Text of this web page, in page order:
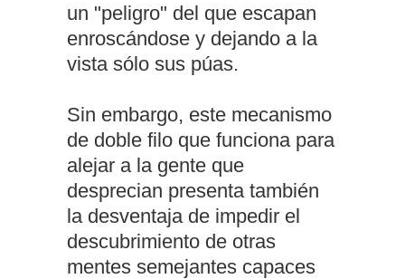
un "peligro" del que escapan
enroscándose y dejando a la
vista sólo sus púas.
Sin embargo, este mecanismo
de doble filo que funciona para
alejar a la gente que
desprecian presenta también
la desventaja de impedir el
descubrimiento de otras
mentes semejantes capaces